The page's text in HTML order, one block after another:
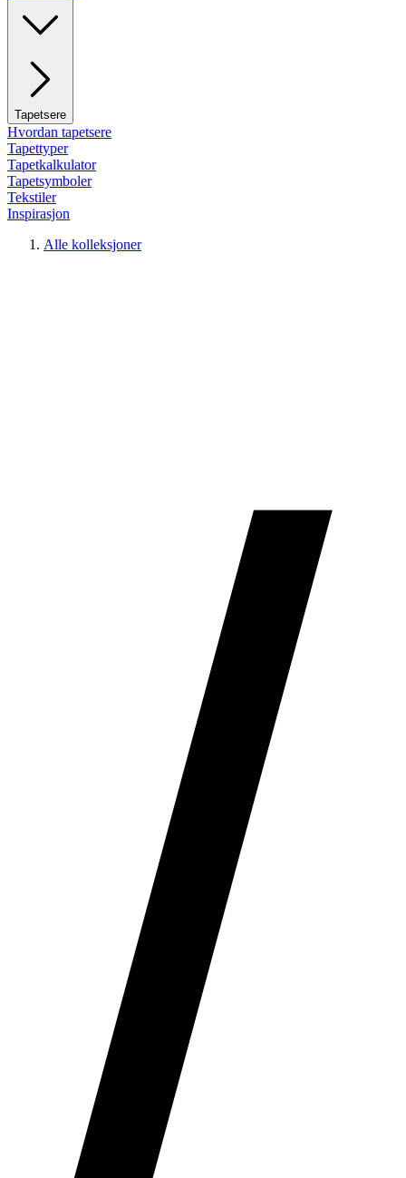
Tapetsere
Hvordan tapetsere
Tapettyper
Tapetkalkulator
Tapetsymboler
Tekstiler
Inspirasjon
Alle kolleksjoner